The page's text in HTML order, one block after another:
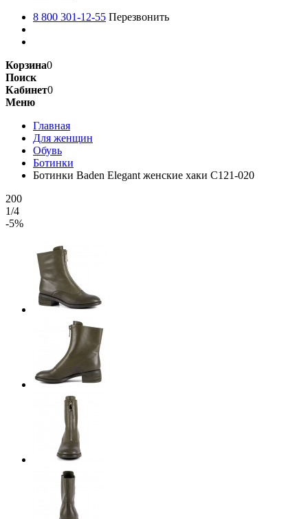
8 800 301-12-55 Перезвонить
Корзина0
Поиск
Кабинет0
Меню
Главная
Для женщин
Обувь
Ботинки
Ботинки Baden Elegant женские хаки C121-020
200
1/4
-5%